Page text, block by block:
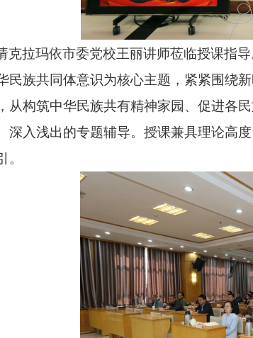
克拉玛依市委党校王丽讲师莅临授课指
民族共同体意识为核心主题，紧紧围绕
从构筑中华民族共有精神家园、促进各
深入浅出的专题辅导。授课兼具理论高